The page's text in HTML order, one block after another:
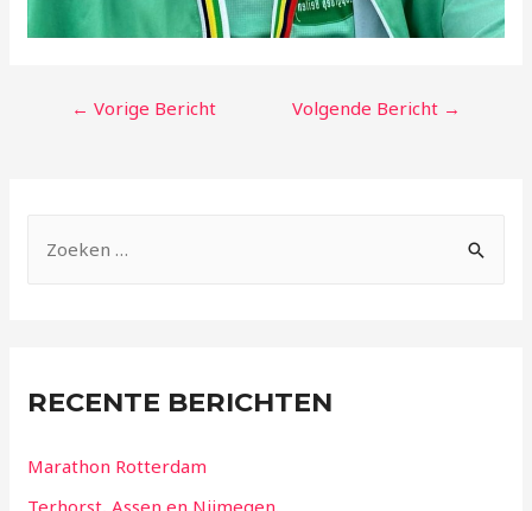
← Vorige Bericht Volgende Bericht →
RECENTE BERICHTEN
Marathon Rotterdam